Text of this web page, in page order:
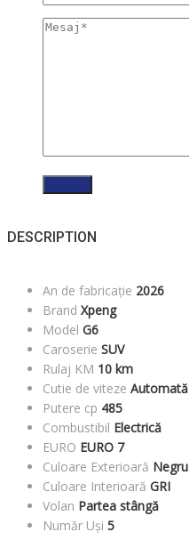
DESCRIPTION
An de fabricație 2026
Brand Xpeng
Model G6
Caroserie SUV
Rulaj KM 10 km
Cutie de viteze Automată
Putere cp 485
Combustibil Electrică
EURO EURO 7
Culoare Exterioară Negru
Culoare Interioară GRI
Volan Partea stângă
Număr Uși 5